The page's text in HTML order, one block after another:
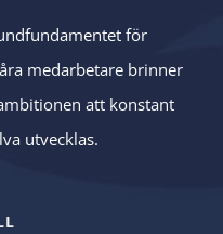
för
medarbetare brinner
att konstant
utvecklas.